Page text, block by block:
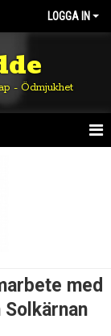
LOGGA IN
- Ödmjukhet
med
Solkärnan